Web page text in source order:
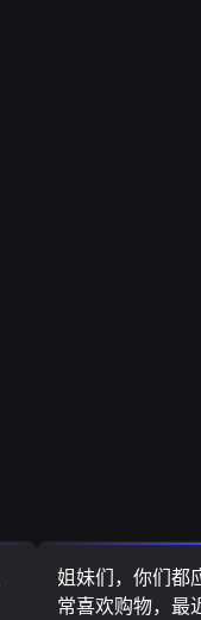
姐妹们，你们都
常喜欢购物，最